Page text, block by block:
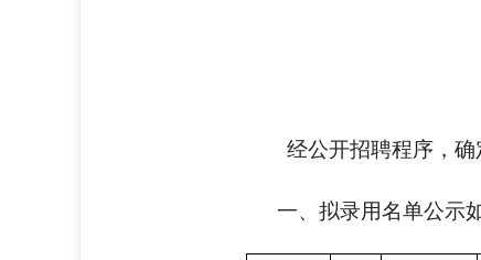
经公开招聘程序，确
一、拟录用名单公示